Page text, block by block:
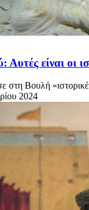
Αυτές είναι οι
Βουλή
2024